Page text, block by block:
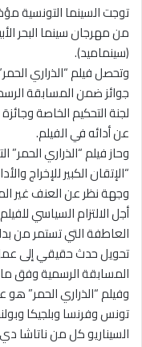
توجت السينما التونسية
من مهرجان سينما البحر
(سينماميد).
وتحصل فيلم “الذراري
جوائز ضمن المسابقة
لجنة التحكيم الخاصة
عن أدائه في الفيلم.
وحاز فيلم “الذراري
“الإتقان الكبير للإخراج
وجهة نظر عن العنف غير
أجل الالتزام السياسي
العاطفة التي تستمر من
تحويل حدث حقيقي إلى
المسابقة الرسمية وفق ما
وفيلم “الذراري الحمر”
تونس وفرنسا وبلجيكا
السيناريو كل من ناتاشا